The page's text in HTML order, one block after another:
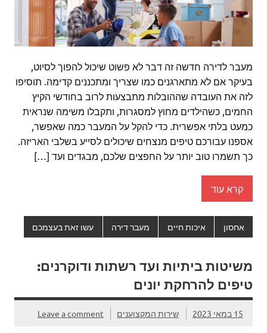
מעבר לדירה חדשה זה דבר לא פשוט שיכול להפוך לסיוט,
בעיקר אם לא מתארגנים כמו שצריך ומתכננים קדימה. תוסיפו
לזה את העובדה שההובלות מתבצעות לרוב בחודשי הקיץ
החמים, כשהילדים מחוץ למסגרות, ותקבלו משימה שנראית
כמעט בלתי אפשרית. כדי להקל על המעבר כמה שאפשר,
אספנו עבורכם טיפים מנצחים שיכולים לסייע בשלבי האריזה.
כך תשמרו טוב יותר על החפצים שלכם, מבגדים ועד […]
קרא עוד
אחסון איכות חיים מעבר דירה עשו זאת בעצמכם
משיטות ביתיות ועד רשתות ודוקרנים:
טיפים להרחקת יונים
15 במאי 2023 שירות המקצוענים Leave a comment